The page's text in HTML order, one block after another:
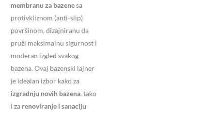
membranu za bazenesa
protivkliznom (anti-slip)
površinom, dizajniranu da
pruži maksimalnu sigurnost i
moderan izgled svakog
bazena. Ovaj bazenski lajner
je idealan izbor kako za
izgradnju novih bazena, tako
i za renoviranje i sanaciju